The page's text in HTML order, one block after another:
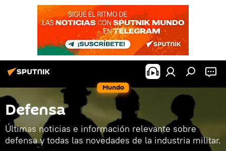
Mundo
Defensa
Últimas noticias e información relevante sobre
defensa y todas las novedades de la industria militar.